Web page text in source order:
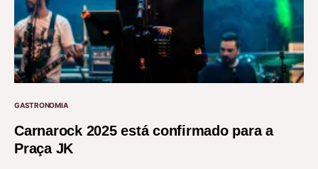
GASTRONOMIA
Carnarock 2025 está confirmado para a
Praça JK